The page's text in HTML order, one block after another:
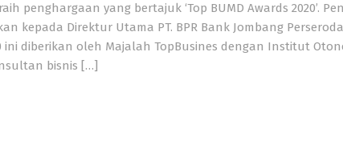
penghargaan yang bertajuk ‘Top BUMD Awards 2020’.
kepada Direktur Utama PT. BPR Bank Jombang
ini diberikan oleh Majalah TopBusines dengan Institut
bisnis […]